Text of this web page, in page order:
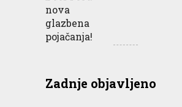
Zadnje objavljeno